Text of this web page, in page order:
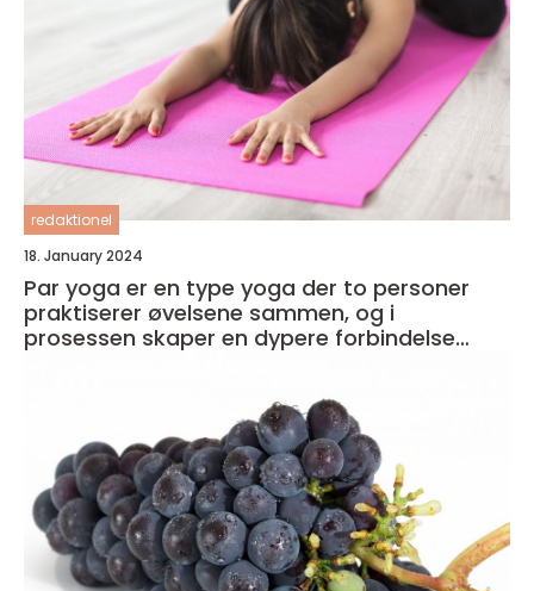
redaktionel
18. January 2024
Par yoga er en type yoga der to personer
praktiserer øvelsene sammen, og i
prosessen skaper en dypere forbindelse